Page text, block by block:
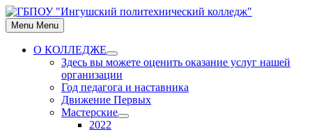
Skip
to
content
Menu Menu
О КОЛЛЕДЖЕ
Show
sub
menu
Здесь вы можете оценить оказание услуг нашей
организации
Год педагога и наставника
Движение Первых
Мастерские
Show
2022